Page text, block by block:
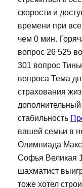
скорости и
времени при
чем 0 мин.
вопрос 26 525
301 вопрос
вопроса Тема
страхования
стабильность
вашей семьи в
Олимпиада
Софья Великая
шахматист
тоже хотел